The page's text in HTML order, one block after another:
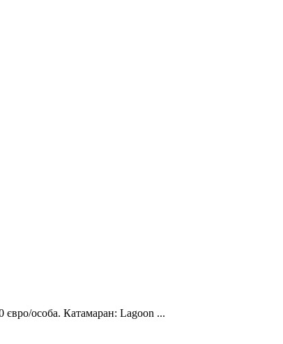
особа. Катамаран: Lagoon ...